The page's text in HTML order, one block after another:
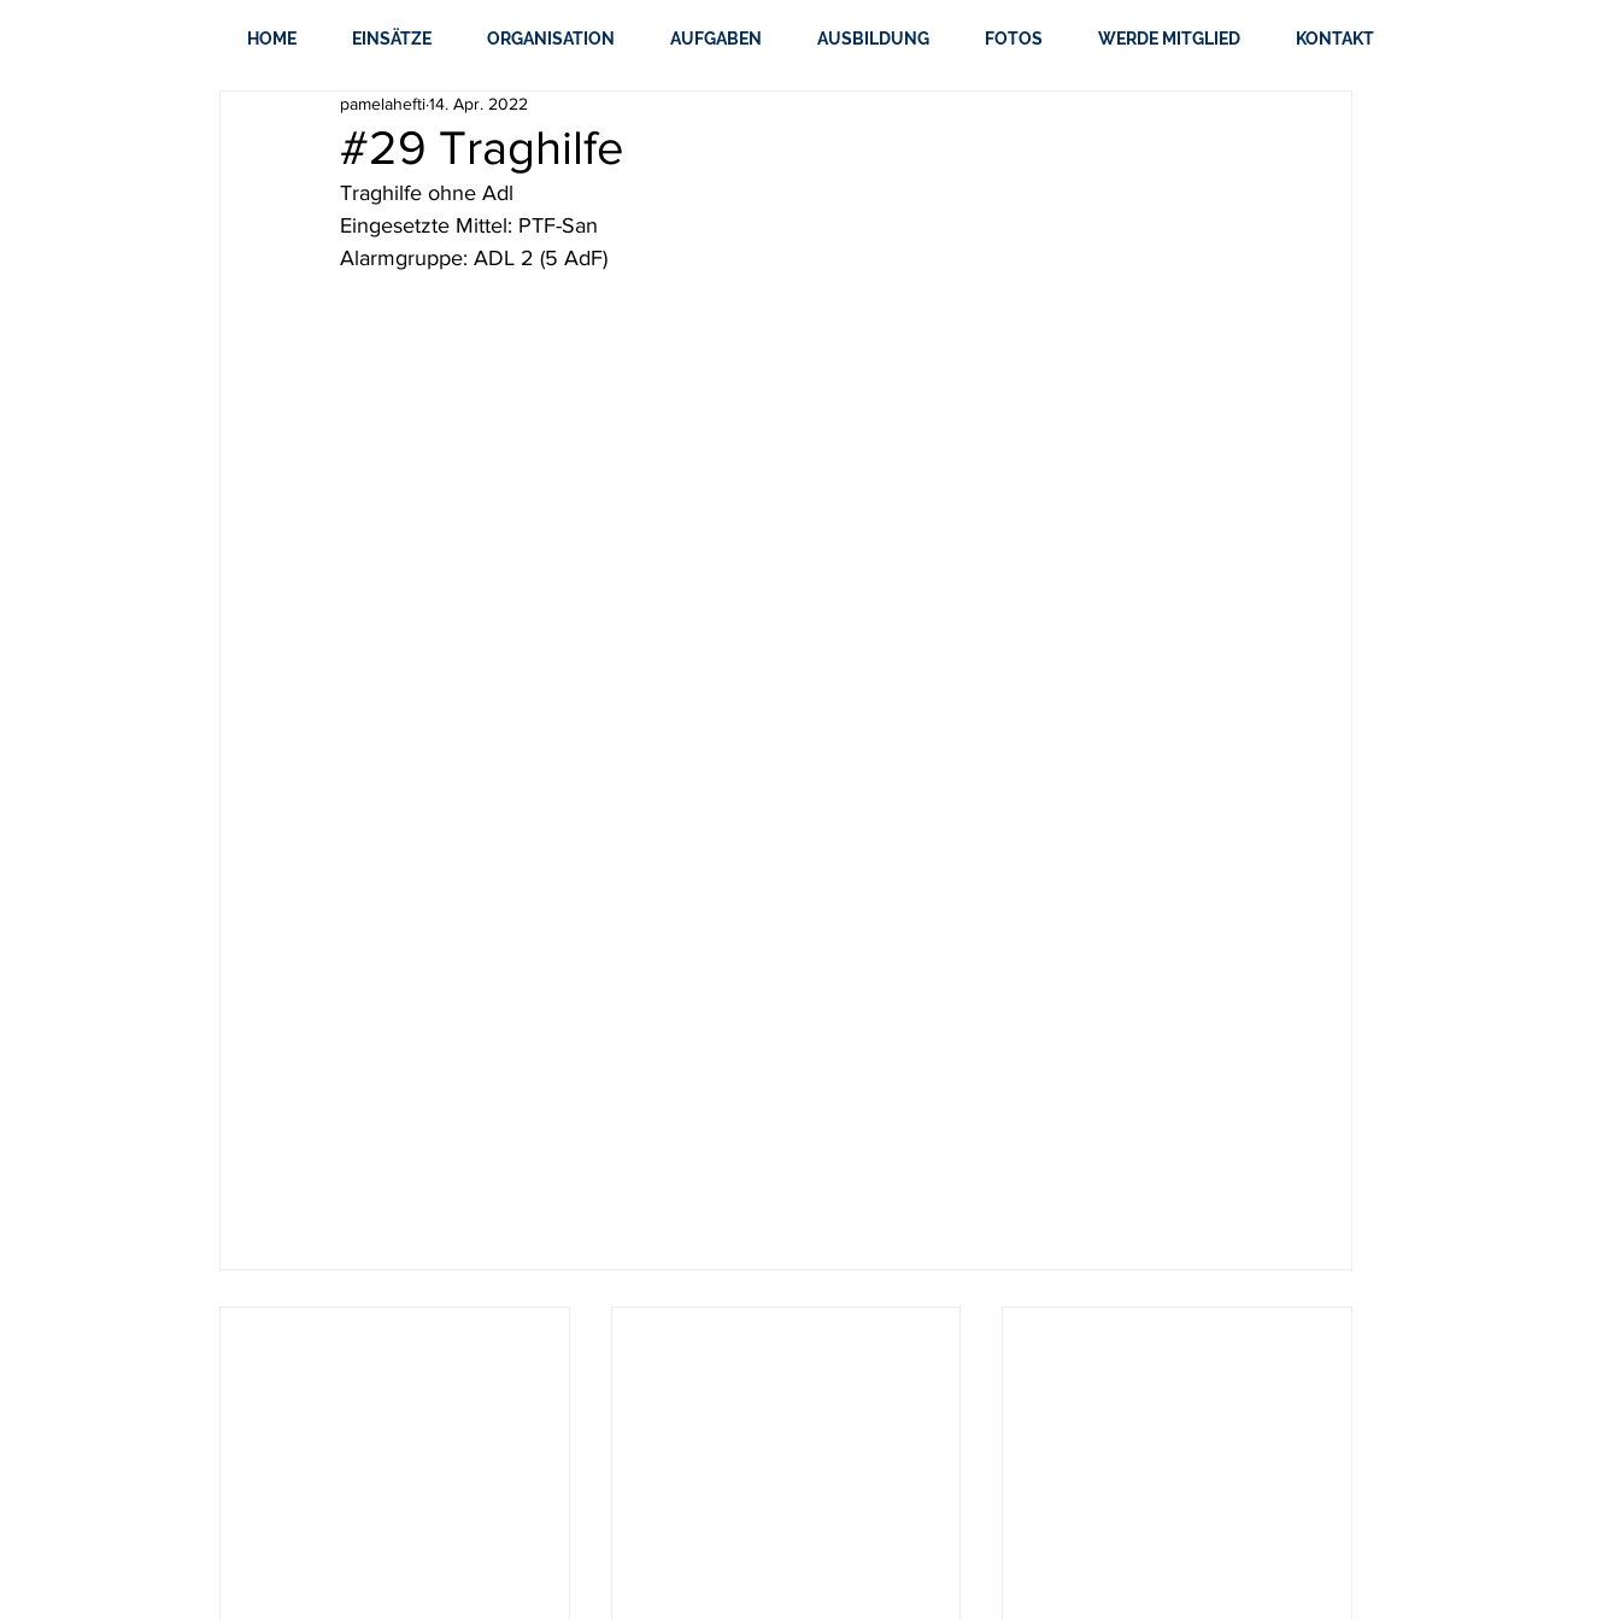
HOME EINSÄTZE ORGANISATION AUFGABEN AUSBILDUNG FOTOS WERDE MITGLIED KONTAKT
#29 Traghilfe
pamelahefti14. Apr. 2022
Traghilfe ohne Adl
Eingesetzte Mittel: PTF-San
Alarmgruppe: ADL 2 (5 AdF)